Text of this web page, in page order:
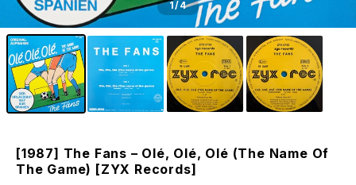
1/4
[1987] The Fans – Olé, Olé, Olé (The Name Of
The Game) [ZYX Records]